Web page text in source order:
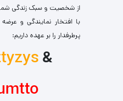
از شخصیت و سبک زندگی
با افتخار نمایندگی و
پرطرفدار را بر عهده داریم:
&